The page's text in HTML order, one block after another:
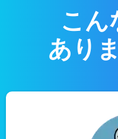
こん
あり